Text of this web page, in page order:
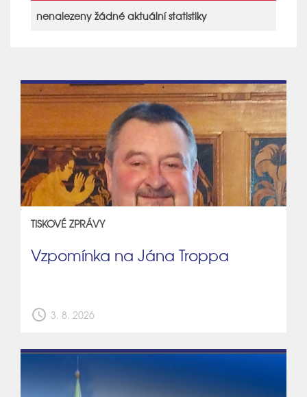
nenalezeny žádné aktuální statistiky
TISKOVÉ ZPRÁVY
Vzpomínka na Jána Troppa
schedule 3. 8. 2026